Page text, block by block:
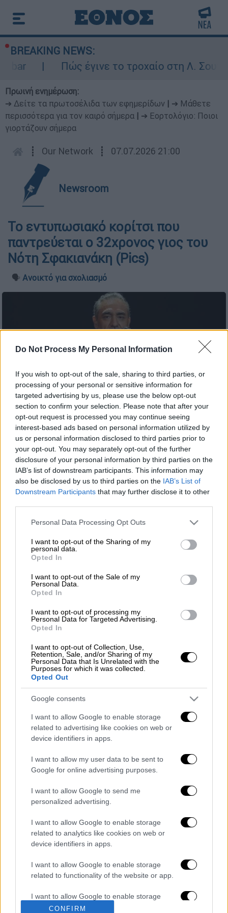
Do Not Process My Personal Information
If you wish to opt-out of the sale, sharing to third parties, or
processing of your personal or sensitive information for
targeted advertising by us, please use the below opt-out
section to confirm your selection. Please note that after your
opt-out request is processed you may continue seeing
interest-based ads based on personal information utilized by
us or personal information disclosed to third parties prior to
your opt-out. You may separately opt-out of the further
disclosure of your personal information by third parties on the
IAB’s list of downstream participants. This information may
also be disclosed by us to third parties on the IAB’s List of
Downstream Participants that may further disclose it to other
Please note that this website/app uses one or more Google
not limited to your visit or usage behaviour. You may click to
grant or deny consent to Google and its third-party tags to
use your data for below specified purposes in below Google
consent section.
Personal Data Processing Opt Outs
I want to opt-out of the Sharing of my
personal data.
Opted In
I want to opt-out of the Sale of my
Personal Data.
Opted In
I want to opt-out of processing my
Personal Data for Targeted Advertising.
Opted In
I want to opt-out of Collection, Use,
Retention, Sale, and/or Sharing of my
Personal Data that Is Unrelated with the
Purposes for which it was collected.
Opted Out
Google consents
I want to allow Google to enable storage
related to advertising like cookies on web or
device identifiers in apps.
I want to allow my user data to be sent to
Google for online advertising purposes.
I want to allow Google to send me
personalized advertising.
I want to allow Google to enable storage
related to analytics like cookies on web or
device identifiers in apps.
I want to allow Google to enable storage
related to functionality of the website or app.
I want to allow Google to enable storage
related to personalization.
CONFIRM
BREAKING NEWS:
Πώς έγινε το τροχαίο στη Λ.
Πρωινή ενημέρωση:
➔ Δείτε τα πρωτοσέλιδα των εφημερίδων
➔ Μάθετε
περισσότερα για τον καιρό σήμερα
➔ Εορτολόγιο: Ποιοι
γιορτάζουν σήμερα
┋ Our Network ┋ 07.07.2026 21:00
Newsroom
Το εντυπωσιακό κορίτσι που
παντρεύεται ο 32χρονος γιος του
Νότη Σφακιανάκη (Pics)
🗣️ Ανοικτό για σχολιασμό
Προσθέστε το ΕΘΝΟΣ στη Google
Επιτέλους μία καλή είδηση για την
οικογένεια.
Μια ευχάριστη είδηση φαίνεται πως φέρνει
Σφακιανάκη, έπειτα από μια δύσκολη
περίοδο που σημαδεύτηκε από σημαντικές
προσωπικές απώλειες.
Δείτε περισσότερα μ' ένα κλικ
στο dailymedia.com.gr
Τα σχολιά σας δημοσιεύονται άμεσα με δική σας ευθύνη. Το
ΕΘΝΟΣ θα παρεμβαίνει και τα προσβλητικά σχόλια θα
διαγράφονται
καταχώρηση
Διαβάστε ακόμη
Από το Μίσιγκαν στον Λευκό Οίκο: Τι
σημαίνει η νίκη του Αμπντούλ Ελ-Σαγέντ
για τους Δημοκρατικούς
O στρατηγός ήταν σχιζοφρενής, εμμονικός,
πλησίαζε τα 75 όταν τον αντάμωσε η δόξα –
Ιστορίας!